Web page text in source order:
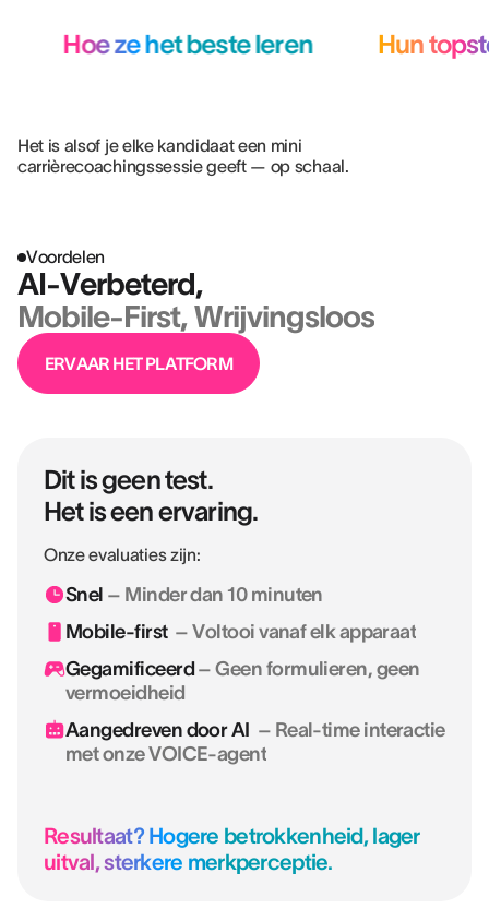
Hoe ze het beste leren Hun
Het is alsof je elke kandidaat een mini
carrièrecoachingssessie geeft — op schaal.
Voordelen
AI-Verbeterd,
Mobile-First, Wrijvingsloos
ERVAAR HET PLATFORM
Dit is geen test.
Het is een ervaring.
Onze evaluaties zijn:
Snel – Minder dan 10 minuten
Mobile-first – Voltooi vanaf elk apparaat
Gegamificeerd– Geen formulieren, geen
vermoeidheid
Aangedreven door AI – Real-time interactie
met onze VOICE-agent
Resultaat? Hogere betrokkenheid, lager
uitval, sterkere merkperceptie.